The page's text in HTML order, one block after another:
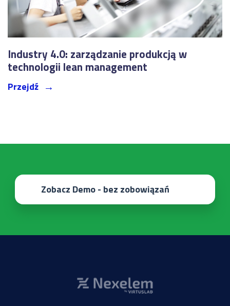
Industry 4.0: zarządzanie produkcją w
technologii lean management
Przejdź
Zobacz Demo - bez zobowiązań